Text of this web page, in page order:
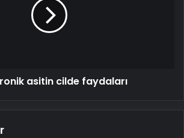
asitin cilde faydaları